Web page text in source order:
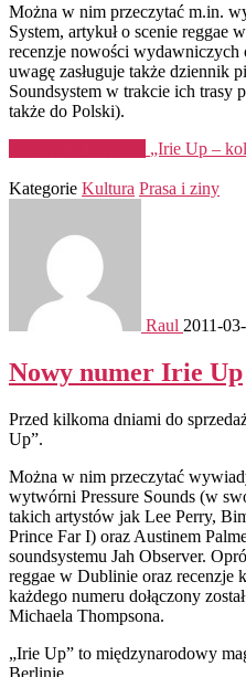
Można w nim przeczytać m.in.
System, artykuł o scenie reggae
recenzje nowości wydawniczych
uwagę zasługuje także dziennik
Soundsystem w trakcie ich trasy
także do Polski).
„Irie Up –
Kategorie Kultura Prasa i ziny
Raul 2011-
Nowy numer Irie Up
Przed kilkoma dniami do
Up”.
Można w nim przeczytać
wytwórni Pressure Sounds (w
takich artystów jak Lee Perry,
Prince Far I) oraz Austinem
soundsystemu Jah Observer.
reggae w Dublinie oraz recenzje
każdego numeru dołączony
Michaela Thompsona.
„Irie Up” to międzynarodowy
Berlinie.